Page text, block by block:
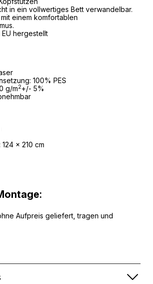
in ein vollwertiges Bett verwandelbar.
einem komfortablen
hergestellt
100% PES
g/m2+/- 5%
x 210 cm
Aufpreis geliefert, tragen und